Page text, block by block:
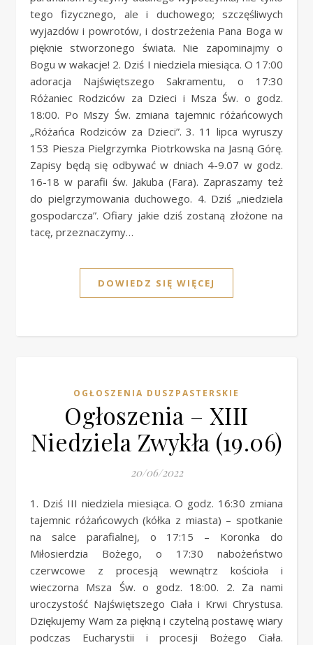
tego fizycznego, ale i duchowego; szczęśliwych
wyjazdów i powrotów, i dostrzeżenia Pana Boga w
pięknie stworzonego świata. Nie zapominajmy o
Bogu w wakacje! 2. Dziś I niedziela miesiąca. O 17:00
adoracja Najświętszego Sakramentu, o 17:30
Różaniec Rodziców za Dzieci i Msza Św. o godz.
18:00. Po Mszy Św. zmiana tajemnic różańcowych
„Różańca Rodziców za Dzieci”. 3. 11 lipca wyruszy
153 Piesza Pielgrzymka Piotrkowska na Jasną Górę.
Zapisy będą się odbywać w dniach 4-9.07 w godz.
16-18 w parafii św. Jakuba (Fara). Zapraszamy też
do pielgrzymowania duchowego. 4. Dziś „niedziela
gospodarcza”. Ofiary jakie dziś zostaną złożone na
tacę, przeznaczymy…
DOWIEDZ SIĘ WIĘCEJ
OGŁOSZENIA DUSZPASTERSKIE
Ogłoszenia – XIII
Niedziela Zwykła (19.06)
20/06/2022
1. Dziś III niedziela miesiąca. O godz. 16:30 zmiana
tajemnic różańcowych (kółka z miasta) – spotkanie
na salce parafialnej, o 17:15 – Koronka do
Miłosierdzia Bożego, o 17:30 nabożeństwo
czerwcowe z procesją wewnątrz kościoła i
wieczorna Msza Św. o godz. 18:00. 2. Za nami
uroczystość Najświętszego Ciała i Krwi Chrystusa.
Dziękujemy Wam za piękną i czytelną postawę wiary
podczas Eucharystii i procesji Bożego Ciała.